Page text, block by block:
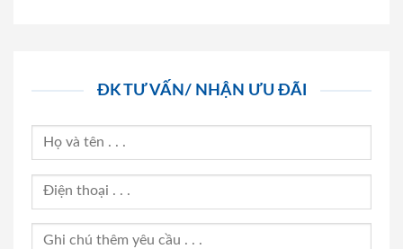
ĐK TƯ VẤN/ NHẬN ƯU ĐÃI